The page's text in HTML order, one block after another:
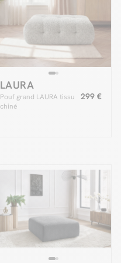
LAURA
Pouf grand LAURA tissu
chiné
299 €